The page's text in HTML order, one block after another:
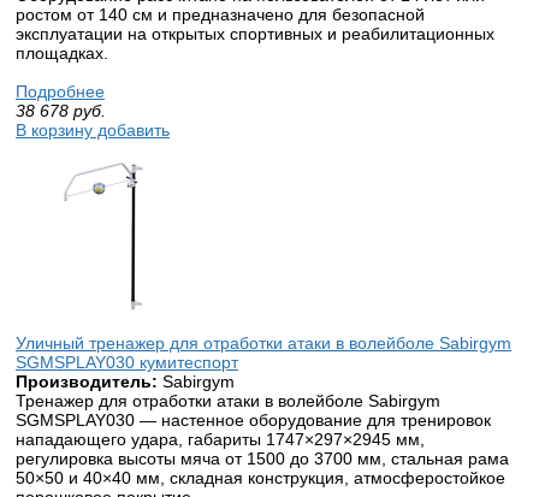
ростом от 140 см и предназначено для безопасной
эксплуатации на открытых спортивных и реабилитационных
площадках.
Подробнее
38 678 руб.
В корзину добавить
Уличный тренажер для отработки атаки в волейболе Sabirgym
SGMSPLAY030 кумитеспорт
Производитель: Sabirgym
Тренажер для отработки атаки в волейболе Sabirgym
SGMSPLAY030 — настенное оборудование для тренировок
нападающего удара, габариты 1747×297×2945 мм,
регулировка высоты мяча от 1500 до 3700 мм, стальная рама
50×50 и 40×40 мм, складная конструкция, атмосферостойкое